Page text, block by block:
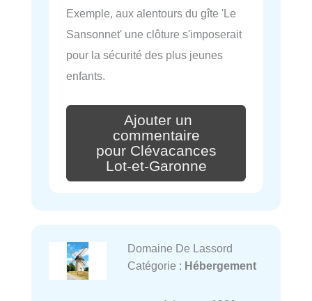
Exemple, aux alentours du gîte 'Le
Sansonnet' une clôture s'imposerait
pour la sécurité des plus jeunes
enfants.
Ajouter un
commentaire
pour Clévacances
Lot-et-Garonne
Domaine De Lassord
Catégorie : Hébergement